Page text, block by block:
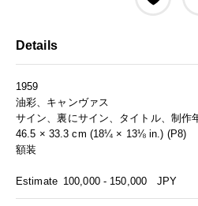
Details
1959
油彩、キャンヴァス
サイン、裏にサイン、タイトル、制作
46.5 × 33.3 cm (18¼ × 13⅛ in.) (P8)
額装
Estimate 100,000 - 150,000 JPY